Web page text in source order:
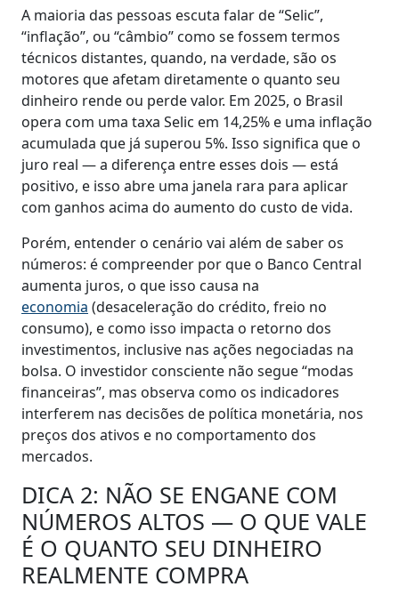
A maioria das pessoas escuta falar de “Selic”,
“inflação”, ou “câmbio” como se fossem termos
técnicos distantes, quando, na verdade, são os
motores que afetam diretamente o quanto seu
dinheiro rende ou perde valor. Em 2025, o Brasil
opera com uma taxa Selic em 14,25% e uma inflação
acumulada que já superou 5%. Isso significa que o
juro real — a diferença entre esses dois — está
positivo, e isso abre uma janela rara para aplicar
com ganhos acima do aumento do custo de vida.
Porém, entender o cenário vai além de saber os
números: é compreender por que o Banco Central
aumenta juros, o que isso causa na
economia (desaceleração do crédito, freio no
consumo), e como isso impacta o retorno dos
investimentos, inclusive nas ações negociadas na
bolsa. O investidor consciente não segue “modas
financeiras”, mas observa como os indicadores
interferem nas decisões de política monetária, nos
preços dos ativos e no comportamento dos
mercados.
DICA 2: NÃO SE ENGANE COM
NÚMEROS ALTOS — O QUE VALE
É O QUANTO SEU DINHEIRO
REALMENTE COMPRA